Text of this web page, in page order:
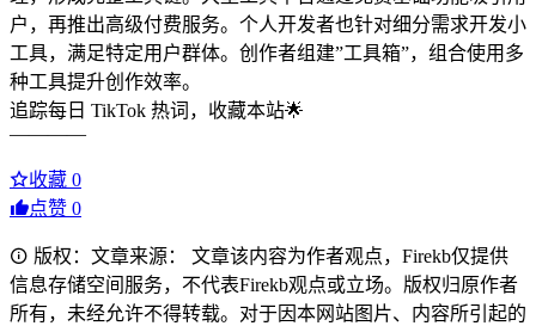
户，再推出高级付费服务。个人开发者也针对细分需求开发小
工具，满足特定用户群体。创作者组建”工具箱”，组合使用多
种工具提升创作效率。
追踪每日 TikTok 热词，收藏本站🌟
————
收藏 0
点赞 0
版权：文章来源： 文章该内容为作者观点，Firekb仅提供
信息存储空间服务，不代表Firekb观点或立场。版权归原作者
所有，未经允许不得转载。对于因本网站图片、内容所引起的